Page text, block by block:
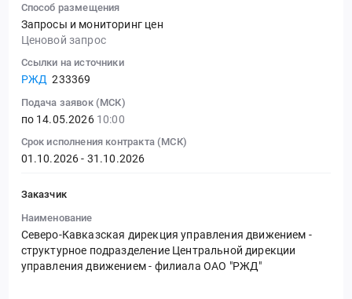
Способ размещения
Запросы и мониторинг цен
Ценовой запрос
Ссылки на источники
РЖД 233369
Подача заявок (МСК)
по 14.05.2026 10:00
Срок исполнения контракта (МСК)
01.10.2026 - 31.10.2026
Заказчик
Наименование
Северо-Кавказская дирекция управления движением -
структурное подразделение Центральной дирекции
управления движением - филиала ОАО "РЖД"